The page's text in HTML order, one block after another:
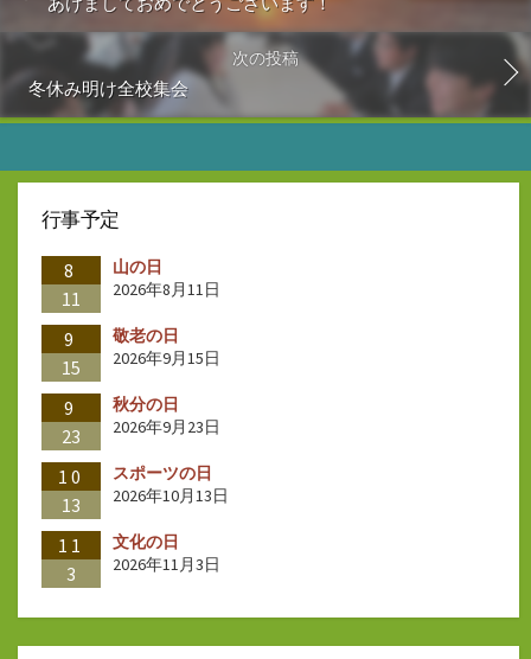
次の投稿
冬休み明け全校集会
行事予定
8
11
山の日
2026年8月11日
9
15
敬老の日
2026年9月15日
9
23
秋分の日
2026年9月23日
10
13
スポーツの日
2026年10月13日
11
3
文化の日
2026年11月3日